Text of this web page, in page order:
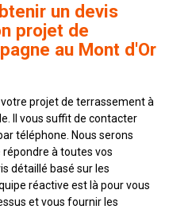
un devis
projet de
au Mont d'Or
projet de terrassement à
Il vous suffit de contacter
téléphone. Nous serons
répondre à toutes vos
détaillé basé sur les
réactive est là pour vous
et vous fournir les